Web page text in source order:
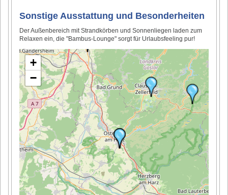
Sonstige Ausstattung und Besonderheiten
Der Außenbereich mit Strandkörben und Sonnenliegen laden zum
Relaxen ein, die "Bambus-Lounge" sorgt für Urlaubsfeeling pur!
+
−